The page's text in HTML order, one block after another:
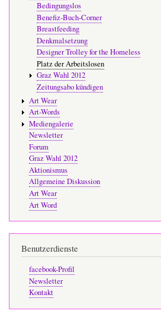
Bedingungslos
Benefiz-Buch-Corner
Breastfeeding
Denkmalsetzung
Designer Trolley for the Homeless
Platz der Arbeitslosen
Graz Wahl 2012
Zeitungsabo kündigen
Art Wear
Art-Words
Mediengalerie
Newsletter
Forum
Graz Wahl 2012
Aktionismus
Allgemeine Diskussion
Art Wear
Art Word
Benutzerdienste
facebook-Profil
Newsletter
Kontakt